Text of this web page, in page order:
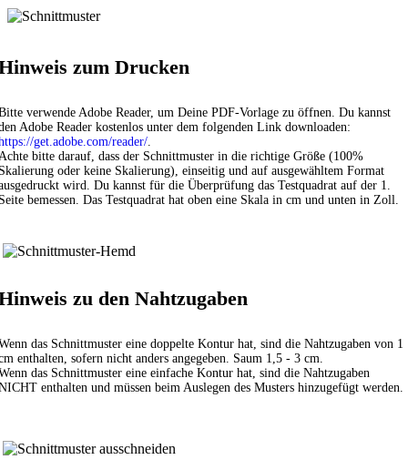
zum Drucken
verwende Adobe Reader, um Deine PDF-Vorlage zu öffnen. Du kannst
Adobe Reader kostenlos unter dem folgenden Link downloaden:
get.adobe.com/reader/.
bitte darauf, dass der Schnittmuster in die richtige Größe (100%
oder keine Skalierung), einseitig und auf ausgewähltem Format
wird. Du kannst für die Überprüfung das Testquadrat auf der 1.
bemessen. Das Testquadrat hat oben eine Skala in cm und unten in Zoll.
zu den Nahtzugaben
das Schnittmuster eine doppelte Kontur hat, sind die Nahtzugaben von 1
enthalten, sofern nicht anders angegeben. Saum 1,5 - 3 cm.
das Schnittmuster eine einfache Kontur hat, sind die Nahtzugaben
enthalten und müssen beim Auslegen des Musters hinzugefügt werden.